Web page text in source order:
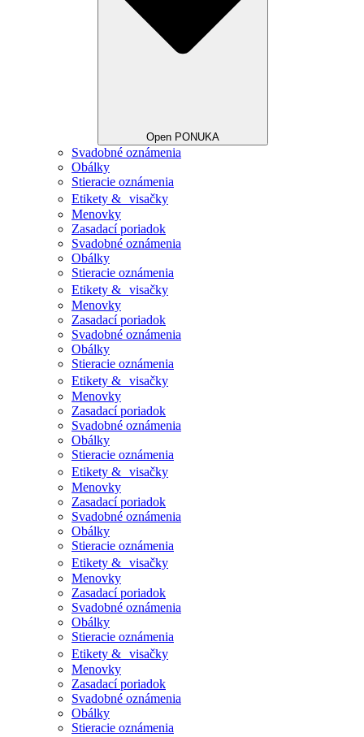
Open PONUKA
Svadobné oznámenia
Obálky
Stieracie oznámenia
Etikety & visačky
Menovky
Zasadací poriadok
Svadobné oznámenia
Obálky
Stieracie oznámenia
Etikety & visačky
Menovky
Zasadací poriadok
Svadobné oznámenia
Obálky
Stieracie oznámenia
Etikety & visačky
Menovky
Zasadací poriadok
Svadobné oznámenia
Obálky
Stieracie oznámenia
Etikety & visačky
Menovky
Zasadací poriadok
Svadobné oznámenia
Obálky
Stieracie oznámenia
Etikety & visačky
Menovky
Zasadací poriadok
Svadobné oznámenia
Obálky
Stieracie oznámenia
Etikety & visačky
Menovky
Zasadací poriadok
Svadobné oznámenia
Obálky
Stieracie oznámenia